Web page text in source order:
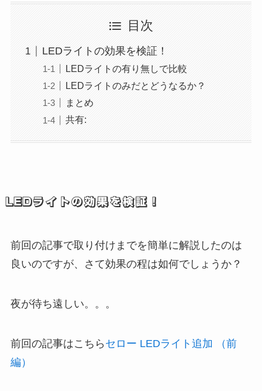
目次
LEDライトの効果を検証！
LEDライトの有り無しで比較
LEDライトのみだとどうなるか？
まとめ
共有:
LEDライトの効果を検証！
前回の記事で取り付けまでを簡単に解説したのは
良いのですが、さて効果の程は如何でしょうか？
夜が待ち遠しい。。。
前回の記事はこちら セロー LEDライト追加 （前
編）